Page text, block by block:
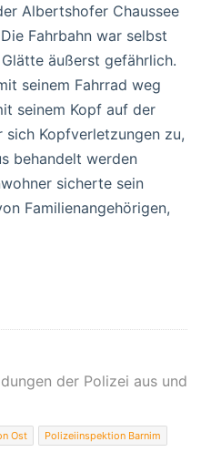
Albertshofer Chaussee
Fahrbahn war selbst
äußerst gefährlich.
seinem Fahrrad weg
seinem Kopf auf der
sich Kopfverletzungen zu,
behandelt werden
sicherte sein
Familienangehörigen,
der Polizei aus und
Ost
Polizeiinspektion Barnim